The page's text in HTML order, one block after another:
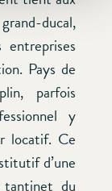
ducal,
Pays de
parfois
y
locatif. Ce
d’une
tantinet du